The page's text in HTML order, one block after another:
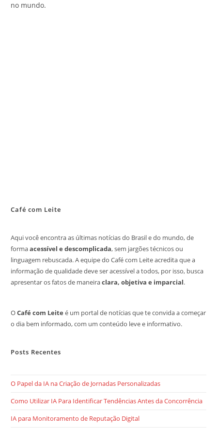
no mundo.
Café com Leite
Aqui você encontra as últimas notícias do Brasil e do mundo, de
formaacessível e descomplicada, sem jargões técnicos ou
linguagem rebuscada. A equipe do Café com Leite acredita que a
informação de qualidade deve ser acessível a todos, por isso, busca
apresentar os fatos de maneiraclara, objetiva e imparcial.
OCafé com Leite é um portal de notícias que te convida a começar
o dia bem informado, com um conteúdo leve e informativo.
Posts Recentes
O Papel da IA na Criação de Jornadas Personalizadas
Como Utilizar IA Para Identificar Tendências Antes da Concorrência
IA para Monitoramento de Reputação Digital